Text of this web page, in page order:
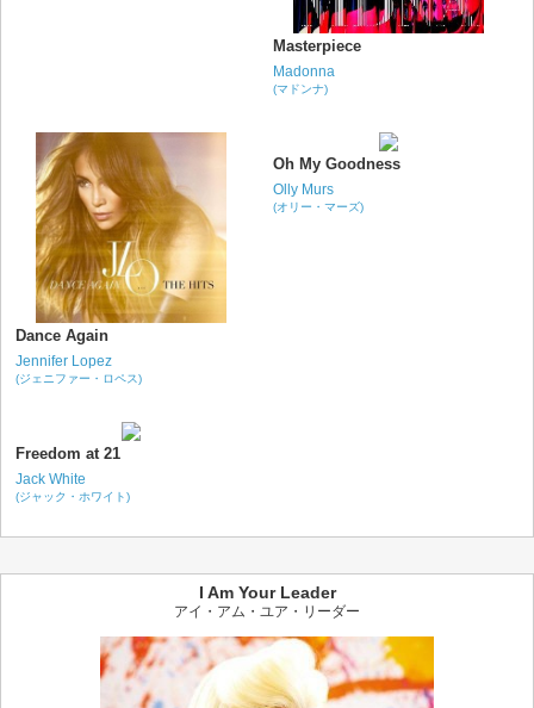
Masterpiece
Madonna
(マドンナ)
Dance Again
Jennifer Lopez
(ジェニファー・ロペス)
Oh My Goodness
Olly Murs
(オリー・マーズ)
Freedom at 21
Jack White
(ジャック・ホワイト)
I Am Your Leader
アイ・アム・ユア・リーダー